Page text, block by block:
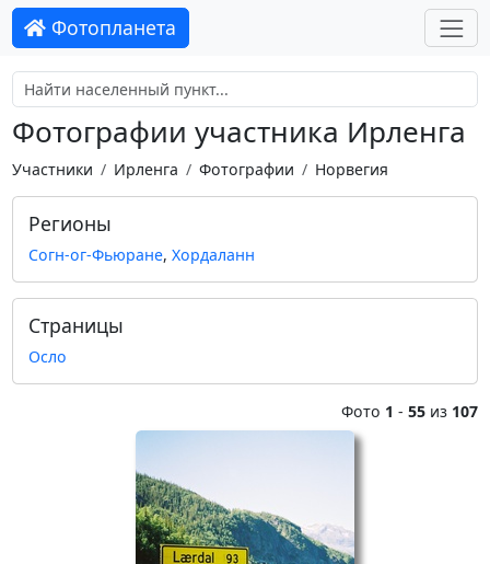
Фотопланета
Фотографии участника Ирленга
Участники Ирленга Фотографии Норвегия
Регионы
Согн-ог-Фьюране, Хордаланн
Страницы
Осло
Фото 1 -55 из 107